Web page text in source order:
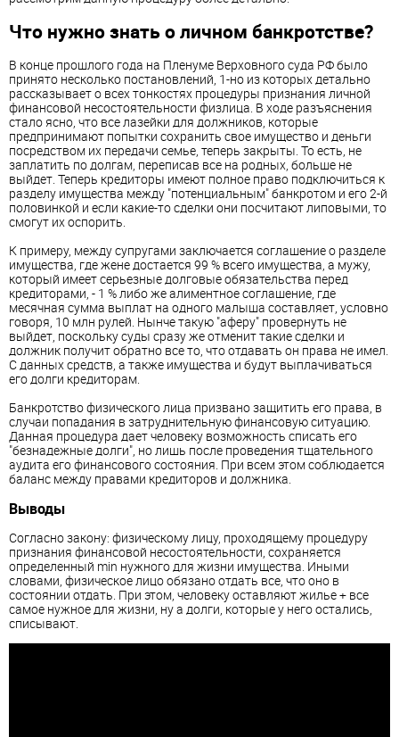
Что нужно знать о личном банкротстве?
В конце прошлого года на Пленуме Верховного суда РФ было
принято несколько постановлений, 1-но из которых детально
рассказывает о всех тонкостях процедуры признания личной
финансовой несостоятельности физлица. В ходе разъяснения
стало ясно, что все лазейки для должников, которые
предпринимают попытки сохранить свое имущество и деньги
посредством их передачи семье, теперь закрыты. То есть, не
заплатить по долгам, переписав все на родных, больше не
выйдет. Теперь кредиторы имеют полное право подключиться к
разделу имущества между "потенциальным" банкротом и его 2-й
половинкой и если какие-то сделки они посчитают липовыми, то
смогут их оспорить.
К примеру, между супругами заключается соглашение о разделе
имущества, где жене достается 99 % всего имущества, а мужу,
который имеет серьезные долговые обязательства перед
кредиторами, - 1 % либо же алиментное соглашение, где
месячная сумма выплат на одного малыша составляет, условно
говоря, 10 млн рулей. Нынче такую "аферу" провернуть не
выйдет, поскольку суды сразу же отменит такие сделки и
должник получит обратно все то, что отдавать он права не имел.
С данных средств, а также имущества и будут выплачиваться
его долги кредиторам.
Банкротство физического лица призвано защитить его права, в
случаи попадания в затруднительную финансовую ситуацию.
Данная процедура дает человеку возможность списать его
"безнадежные долги", но лишь после проведения тщательного
аудита его финансового состояния. При всем этом соблюдается
баланс между правами кредиторов и должника.
Выводы
Согласно закону: физическому лицу, проходящему процедуру
признания финансовой несостоятельности, сохраняется
определенный min нужного для жизни имущества. Иными
словами, физическое лицо обязано отдать все, что оно в
состоянии отдать. При этом, человеку оставляют жилье + все
самое нужное для жизни, ну а долги, которые у него остались,
списывают.